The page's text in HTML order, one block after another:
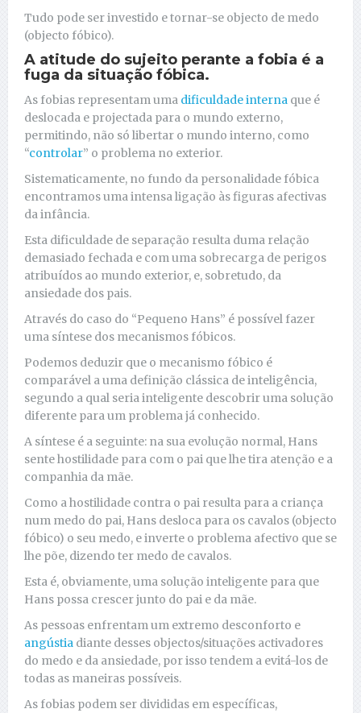
Tudo pode ser investido e tornar-se objecto de medo
(objecto fóbico).
A atitude do sujeito perante a fobia é a
fuga da situação fóbica.
As fobias representam uma dificuldade interna que é
deslocada e projectada para o mundo externo,
permitindo, não só libertar o mundo interno, como
“controlar” o problema no exterior.
Sistematicamente, no fundo da personalidade fóbica
encontramos uma intensa ligação às figuras afectivas
da infância.
Esta dificuldade de separação resulta duma relação
demasiado fechada e com uma sobrecarga de perigos
atribuídos ao mundo exterior, e, sobretudo, da
ansiedade dos pais.
Através do caso do “Pequeno Hans” é possível fazer
uma síntese dos mecanismos fóbicos.
Podemos deduzir que o mecanismo fóbico é
comparável a uma definição clássica de inteligência,
segundo a qual seria inteligente descobrir uma solução
diferente para um problema já conhecido.
A síntese é a seguinte: na sua evolução normal, Hans
sente hostilidade para com o pai que lhe tira atenção e a
companhia da mãe.
Como a hostilidade contra o pai resulta para a criança
num medo do pai, Hans desloca para os cavalos (objecto
fóbico) o seu medo, e inverte o problema afectivo que se
lhe põe, dizendo ter medo de cavalos.
Esta é, obviamente, uma solução inteligente para que
Hans possa crescer junto do pai e da mãe.
As pessoas enfrentam um extremo desconforto e
angústia diante desses objectos/situações activadores
do medo e da ansiedade, por isso tendem a evitá-los de
todas as maneiras possíveis.
As fobias podem ser divididas em específicas,